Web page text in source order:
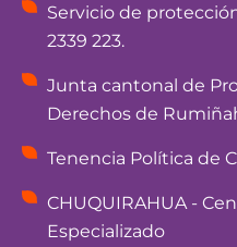
Servicio de
2339 223.
Junta cantonal de
Derechos de
Tenencia Política de
CHUQUIRAHUA -
Especializado